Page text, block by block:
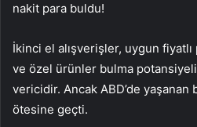
nakit para buldu!
İkinci el alışverişler, uygun fiyatlı
ve özel ürünler bulma
vericidir. Ancak ABD’de
ötesine geçti.